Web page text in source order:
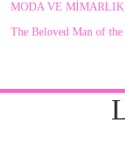
MODA VE
The Beloved Man of